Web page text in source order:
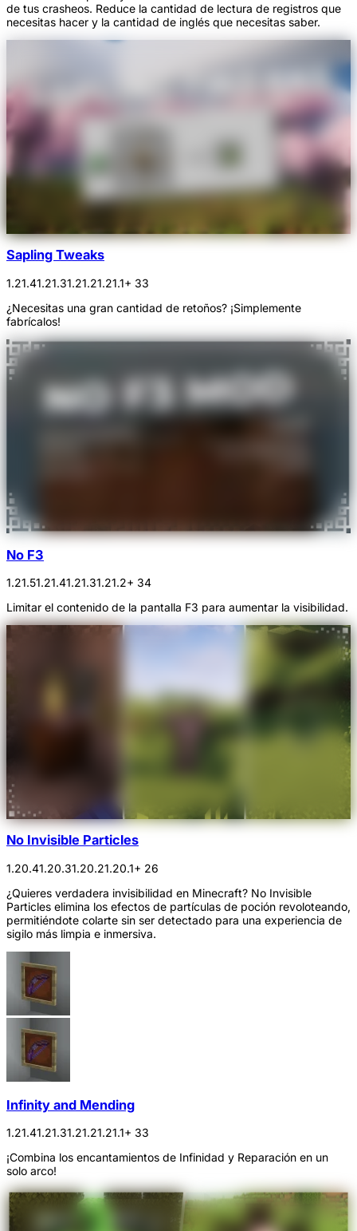
de tus crasheos. Reduce la cantidad de lectura de registros que
necesitas hacer y la cantidad de inglés que necesitas saber.
Sapling Tweaks
1.21.41.21.31.21.21.21.1+ 33
¿Necesitas una gran cantidad de retoños? ¡Simplemente
fabrícalos!
No F3
1.21.51.21.41.21.31.21.2+ 34
Limitar el contenido de la pantalla F3 para aumentar la visibilidad.
No Invisible Particles
1.20.41.20.31.20.21.20.1+ 26
¿Quieres verdadera invisibilidad en Minecraft? No Invisible
Particles elimina los efectos de partículas de poción revoloteando,
permitiéndote colarte sin ser detectado para una experiencia de
sigilo más limpia e inmersiva.
Infinity and Mending
1.21.41.21.31.21.21.21.1+ 33
¡Combina los encantamientos de Infinidad y Reparación en un
solo arco!